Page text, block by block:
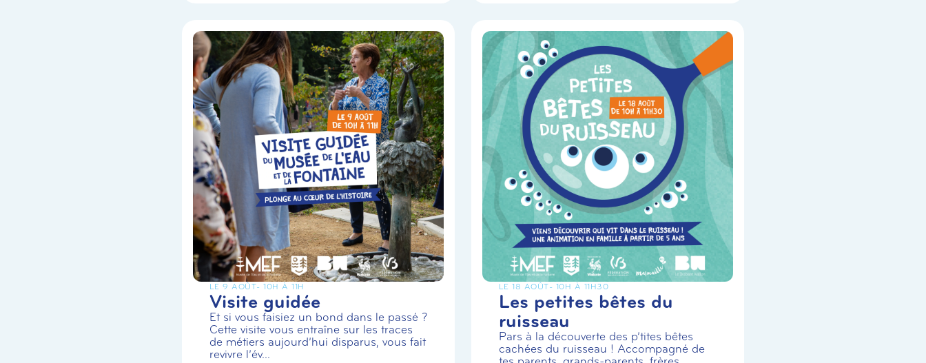
LE 9 AOÛT- 10H À 11H
Visite guidée
Et si vous faisiez un bond dans le passé ?
Cette visite vous entraîne sur les traces
de métiers aujourd’hui disparus, vous fait
revivre l’év...
LE 18 AOÛT- 10H À 11H30
Les petites bêtes du
ruisseau
Pars à la découverte des p’tites bêtes
cachées du ruisseau ! Accompagné de